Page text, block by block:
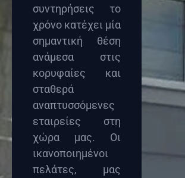
συντηρήσεις το
χρόνο κατέχει μία
σημαντική θέση
ανάμεσα στις
κορυφαίες και
σταθερά
αναπτυσσόμενες
εταιρείες στη
χώρα μας. Οι
ικανοποιημένοι
πελάτες, μας